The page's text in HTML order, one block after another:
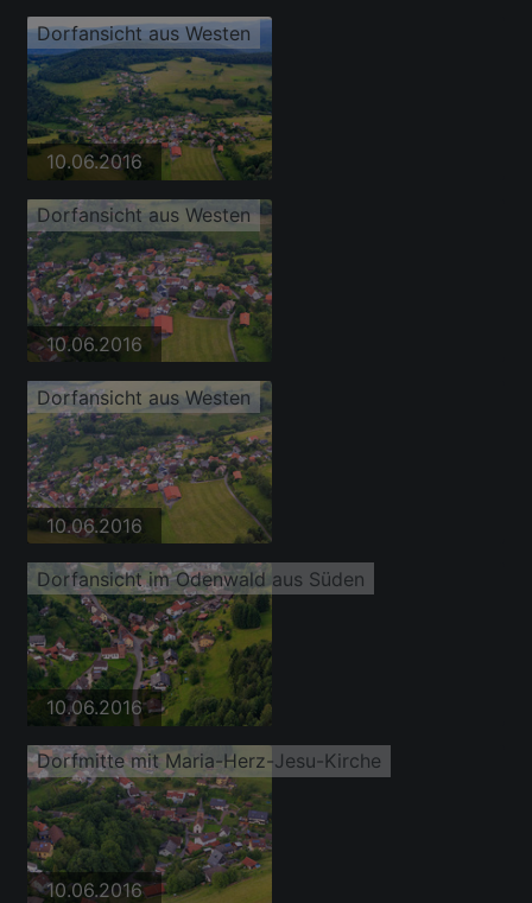
Dorfansicht aus Westen
10.06.2016
Dorfansicht aus Westen
10.06.2016
Dorfansicht aus Westen
10.06.2016
Dorfansicht im Odenwald aus Süden
10.06.2016
Dorfmitte mit Maria-Herz-Jesu-Kirche
10.06.2016